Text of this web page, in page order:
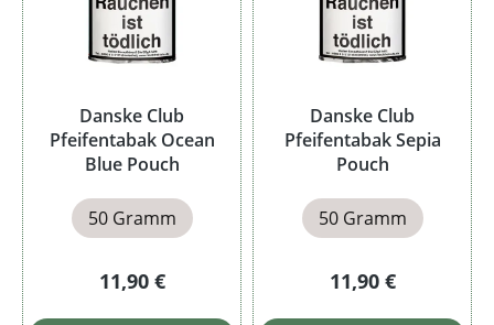
Danske Club
Pfeifentabak Ocean
Blue Pouch
50 Gramm
Regulärer Preis:
11,90 €
Danske Club
Pfeifentabak Sepia
Pouch
50 Gramm
Regulärer Preis:
11,90 €